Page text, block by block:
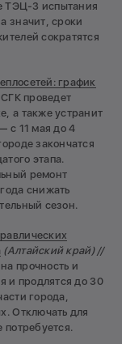
ТЭЦ-3 испытания
значит, сроки
сократятся
график
СГК проведет
а также устранит
с 11 мая до 4
закончатся
этапа.
ремонт
снижать
сезон.
(Алтайский край) //
прочность и
и продлятся до 30
города,
Отключать для
потребуется.